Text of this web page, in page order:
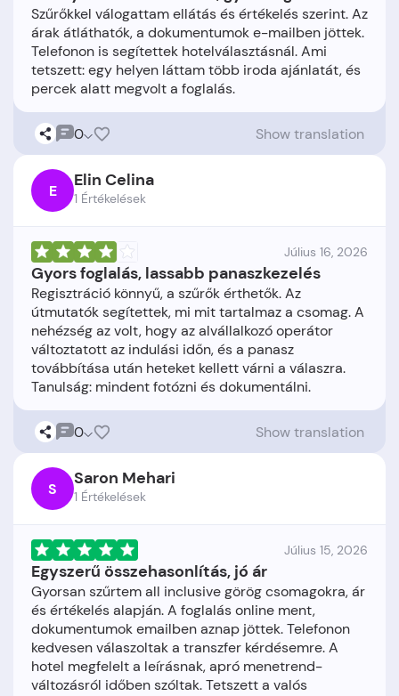
Szűrőkkel válogattam ellátás és értékelés szerint. Az
árak átláthatók, a dokumentumok e-mailben jöttek.
Telefonon is segítettek hotelválasztásnál. Ami
tetszett: egy helyen láttam több iroda ajánlatát, és
0 Show translation
E Elin Celina
1 Értékelések
Július 16, 2026
Gyors foglalás, lassabb panaszkezelés
Regisztráció könnyű, a szűrők érthetők. Az
útmutatók segítettek, mi mit tartalmaz a csomag. A
nehézség az volt, hogy az alvállalkozó operátor
változtatott az indulási időn, és a panasz
továbbítása után heteket kellett várni a válaszra.
0 Show translation
S Saron Mehari
1 Értékelések
Július 15, 2026
Egyszerű összehasonlítás, jó ár
Gyorsan szűrtem all inclusive görög csomagokra, ár
és értékelés alapján. A foglalás online ment,
dokumentumok emailben aznap jöttek. Telefonon
kedvesen válaszoltak a transzfer kérdésemre. A
hotel megfelelt a leírásnak, apró menetrend-
változásról időben szóltak. Tetszett a valós